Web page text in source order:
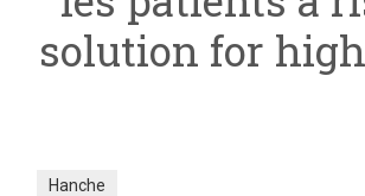
solution for
Hanche